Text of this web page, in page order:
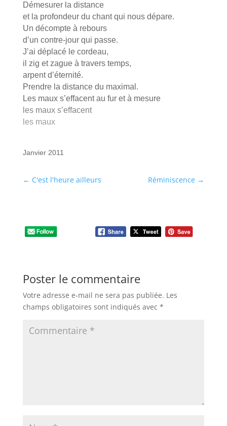
Démesurer la distance
et la profondeur du chant qui nous dépare.
Un décompte à rebours
d’un contre-jour qui passe.
J’ai déplacé le cordeau,
il zig et zague à travers temps,
arpent d’éternité.
Prendre la distance du maximal.
Les maux s’effacent au fur et à mesure
les maux s’effacent
les maux
Janvier 2011
← C'est l'heure ailleurs Réminiscence →
Poster le commentaire
Votre adresse e-mail ne sera pas publiée. Les
champs obligatoires sont indiqués avec *